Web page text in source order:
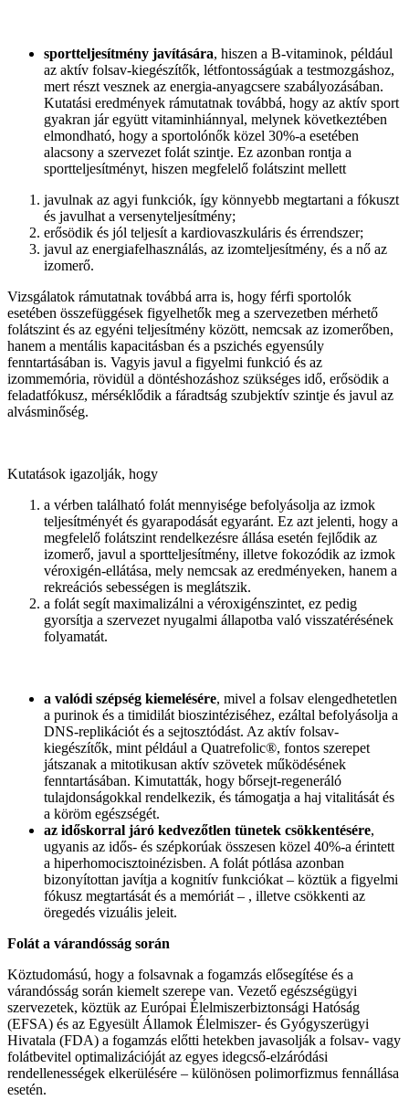
sportteljesítmény javítására, hiszen a B-vitaminok, például
az aktív folsav-kiegészítők, létfontosságúak a testmozgáshoz,
mert részt vesznek az energia-anyagcsere szabályozásában.
Kutatási eredmények rámutatnak továbbá, hogy az aktív sport
gyakran jár együtt vitaminhiánnyal, melynek következtében
elmondható, hogy a sportolónők közel 30%-a esetében
alacsony a szervezet folát szintje. Ez azonban rontja a
sportteljesítményt, hiszen megfelelő folátszint mellett
javulnak az agyi funkciók, így könnyebb megtartani a fókuszt
és javulhat a versenyteljesítmény;
erősödik és jól teljesít a kardiovaszkuláris és érrendszer;
javul az energiafelhasználás, az izomteljesítmény, és a nő az
izomerő.
Vizsgálatok rámutatnak továbbá arra is, hogy férfi sportolók
esetében összefüggések figyelhetők meg a szervezetben mérhető
folátszint és az egyéni teljesítmény között, nemcsak az izomerőben,
hanem a mentális kapacitásban és a pszichés egyensúly
fenntartásában is. Vagyis javul a figyelmi funkció és az
izommemória, rövidül a döntéshozáshoz szükséges idő, erősödik a
feladatfókusz, mérséklődik a fáradtság szubjektív szintje és javul az
alvásminőség.
Kutatások igazolják, hogy
a vérben található folát mennyisége befolyásolja az izmok
teljesítményét és gyarapodását egyaránt. Ez azt jelenti, hogy a
megfelelő folátszint rendelkezésre állása esetén fejlődik az
izomerő, javul a sportteljesítmény, illetve fokozódik az izmok
véroxigén-ellátása, mely nemcsak az eredményeken, hanem a
rekreációs sebességen is meglátszik.
a folát segít maximalizálni a véroxigénszintet, ez pedig
gyorsítja a szervezet nyugalmi állapotba való visszatérésének
folyamatát.
a valódi szépség kiemelésére, mivel a folsav elengedhetetlen
a purinok és a timidilát bioszintéziséhez, ezáltal befolyásolja a
DNS-replikációt és a sejtosztódást. Az aktív folsav-
kiegészítők, mint például a Quatrefolic®, fontos szerepet
játszanak a mitotikusan aktív szövetek működésének
fenntartásában. Kimutatták, hogy bőrsejt-regeneráló
tulajdonságokkal rendelkezik, és támogatja a haj vitalitását és
a köröm egészségét.
az időskorral járó kedvezőtlen tünetek csökkentésére,
ugyanis az idős- és szépkorúak összesen közel 40%-a érintett
a hiperhomocisztoinézisben. A folát pótlása azonban
bizonyítottan javítja a kognitív funkciókat – köztük a figyelmi
fókusz megtartását és a memóriát – , illetve csökkenti az
öregedés vizuális jeleit.
Folát a várandósság során
Köztudomású, hogy a folsavnak a fogamzás elősegítése és a
várandósság során kiemelt szerepe van. Vezető egészségügyi
szervezetek, köztük az Európai Élelmiszerbiztonsági Hatóság
(EFSA) és az Egyesült Államok Élelmiszer- és Gyógyszerügyi
Hivatala (FDA) a fogamzás előtti hetekben javasolják a folsav- vagy
folátbevitel optimalizációját az egyes idegcső-elzáródási
rendellenességek elkerülésére – különösen polimorfizmus fennállása
esetén.